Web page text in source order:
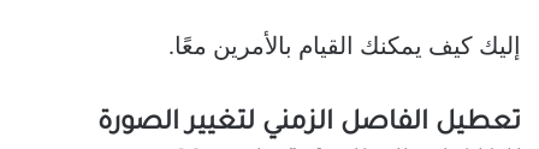
إليك كيف يمكنك القيام بالأمرين معًا.
تعطيل الفاصل الزمني لتغيير الصورة